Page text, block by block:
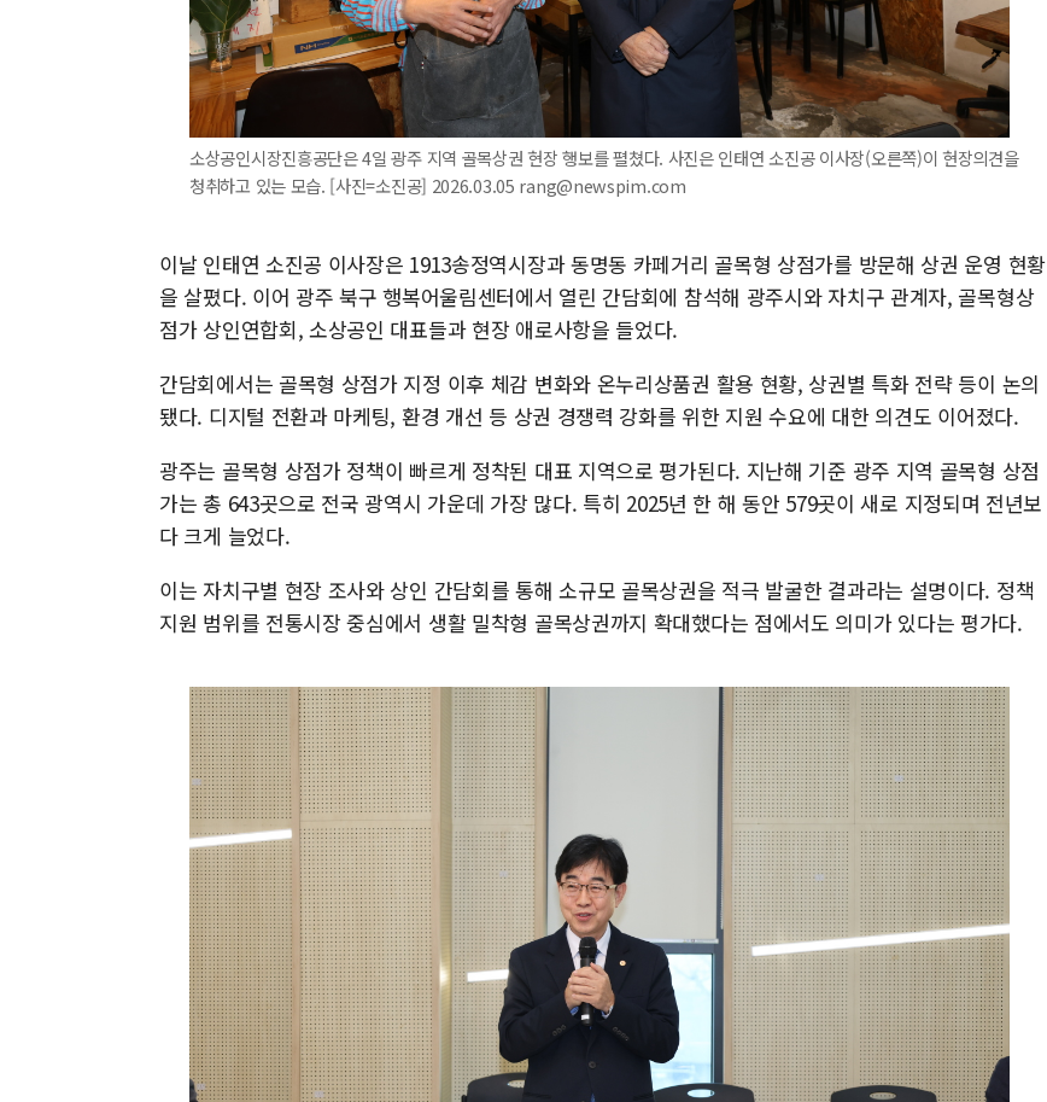
소상공인시장진흥공단은 4일 광주 지역 골목상권 현장 행보를 펼쳤다. 사진은 인태연 소진공 이사장(오른쪽)이 현장의견을
청취하고 있는 모습. [사진=소진공] 2026.03.05 rang@newspim.com
이날 인태연 소진공 이사장은 1913송정역시장과 동명동 카페거리 골목형 상점가를 방문해 상권 운영 현황
을 살폈다. 이어 광주 북구 행복어울림센터에서 열린 간담회에 참석해 광주시와 자치구 관계자, 골목형상
점가 상인연합회, 소상공인 대표들과 현장 애로사항을 들었다.
간담회에서는 골목형 상점가 지정 이후 체감 변화와 온누리상품권 활용 현황, 상권별 특화 전략 등이 논의
됐다. 디지털 전환과 마케팅, 환경 개선 등 상권 경쟁력 강화를 위한 지원 수요에 대한 의견도 이어졌다.
광주는 골목형 상점가 정책이 빠르게 정착된 대표 지역으로 평가된다. 지난해 기준 광주 지역 골목형 상점
가는 총 643곳으로 전국 광역시 가운데 가장 많다. 특히 2025년 한 해 동안 579곳이 새로 지정되며 전년보
다 크게 늘었다.
이는 자치구별 현장 조사와 상인 간담회를 통해 소규모 골목상권을 적극 발굴한 결과라는 설명이다. 정책
지원 범위를 전통시장 중심에서 생활 밀착형 골목상권까지 확대했다는 점에서도 의미가 있다는 평가다.